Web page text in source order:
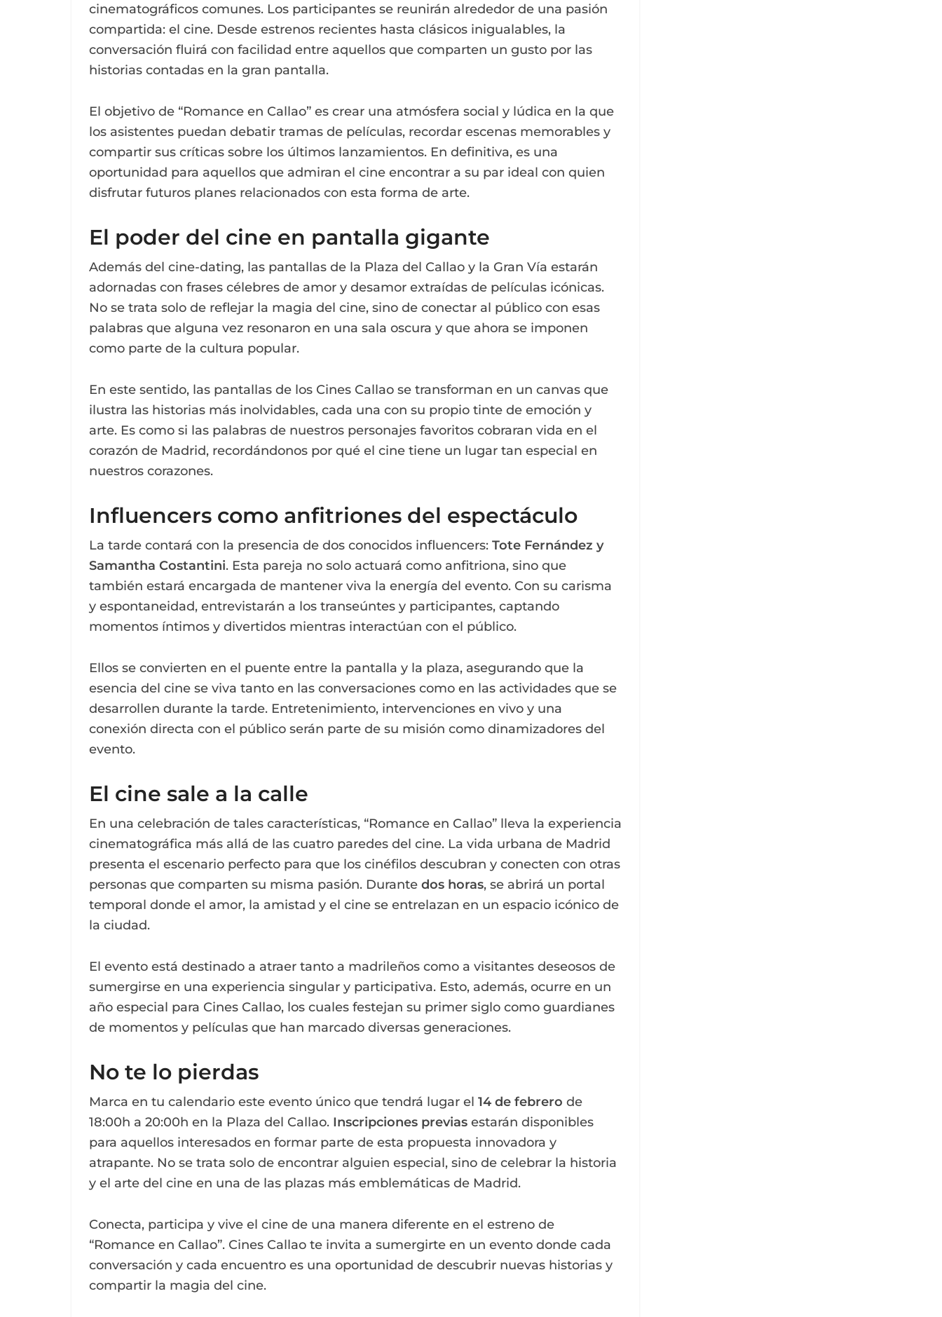
cinematográficos comunes. Los participantes se reunirán alrededor de una pasión
compartida: el cine. Desde estrenos recientes hasta clásicos inigualables, la
conversación fluirá con facilidad entre aquellos que comparten un gusto por las
historias contadas en la gran pantalla.
El objetivo de “Romance en Callao” es crear una atmósfera social y lúdica en la que
los asistentes puedan debatir tramas de películas, recordar escenas memorables y
compartir sus críticas sobre los últimos lanzamientos. En definitiva, es una
oportunidad para aquellos que admiran el cine encontrar a su par ideal con quien
disfrutar futuros planes relacionados con esta forma de arte.
El poder del cine en pantalla gigante
Además del cine-dating, las pantallas de la Plaza del Callao y la Gran Vía estarán
adornadas con frases célebres de amor y desamor extraídas de películas icónicas.
No se trata solo de reflejar la magia del cine, sino de conectar al público con esas
palabras que alguna vez resonaron en una sala oscura y que ahora se imponen
como parte de la cultura popular.
En este sentido, las pantallas de los Cines Callao se transforman en un canvas que
ilustra las historias más inolvidables, cada una con su propio tinte de emoción y
arte. Es como si las palabras de nuestros personajes favoritos cobraran vida en el
corazón de Madrid, recordándonos por qué el cine tiene un lugar tan especial en
nuestros corazones.
Influencers como anfitriones del espectáculo
La tarde contará con la presencia de dos conocidos influencers: Tote Fernández y
Samantha Costantini. Esta pareja no solo actuará como anfitriona, sino que
también estará encargada de mantener viva la energía del evento. Con su carisma
y espontaneidad, entrevistarán a los transeúntes y participantes, captando
momentos íntimos y divertidos mientras interactúan con el público.
Ellos se convierten en el puente entre la pantalla y la plaza, asegurando que la
esencia del cine se viva tanto en las conversaciones como en las actividades que se
desarrollen durante la tarde. Entretenimiento, intervenciones en vivo y una
conexión directa con el público serán parte de su misión como dinamizadores del
evento.
El cine sale a la calle
En una celebración de tales características, “Romance en Callao” lleva la experiencia
cinematográfica más allá de las cuatro paredes del cine. La vida urbana de Madrid
presenta el escenario perfecto para que los cinéfilos descubran y conecten con otras
personas que comparten su misma pasión. Durante dos horas, se abrirá un portal
temporal donde el amor, la amistad y el cine se entrelazan en un espacio icónico de
la ciudad.
El evento está destinado a atraer tanto a madrileños como a visitantes deseosos de
sumergirse en una experiencia singular y participativa. Esto, además, ocurre en un
año especial para Cines Callao, los cuales festejan su primer siglo como guardianes
de momentos y películas que han marcado diversas generaciones.
No te lo pierdas
Marca en tu calendario este evento único que tendrá lugar el 14 de febrero de
18:00h a 20:00h en la Plaza del Callao. Inscripciones previas estarán disponibles
para aquellos interesados en formar parte de esta propuesta innovadora y
atrapante. No se trata solo de encontrar alguien especial, sino de celebrar la historia
y el arte del cine en una de las plazas más emblemáticas de Madrid.
Conecta, participa y vive el cine de una manera diferente en el estreno de
“Romance en Callao”. Cines Callao te invita a sumergirte en un evento donde cada
conversación y cada encuentro es una oportunidad de descubrir nuevas historias y
compartir la magia del cine.